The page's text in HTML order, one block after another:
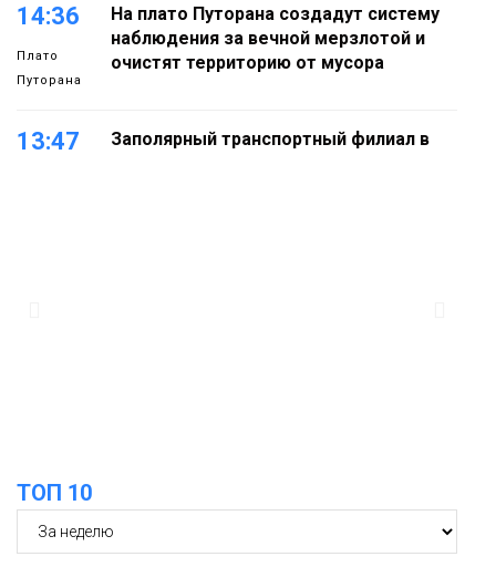
14:36
Плато
Путорана
На плато Путорана создадут систему
наблюдения за вечной мерзлотой и
очистят территорию от мусора
13:47
Заполярный транспортный филиал в
ТОП 10